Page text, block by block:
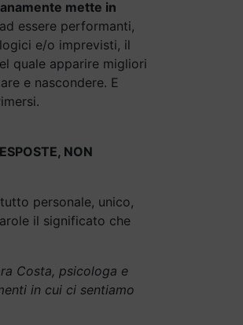
mette in
essere performanti,
e/o imprevisti, il
quale apparire migliori
e nascondere. E
NON
personale, unico,
il significato che
Costa, psicologa e
in cui ci sentiamo